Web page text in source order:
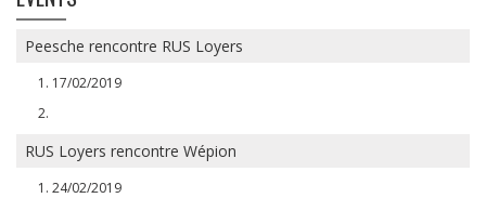
Peesche rencontre RUS Loyers
17/02/2019
RUS Loyers rencontre Wépion
24/02/2019